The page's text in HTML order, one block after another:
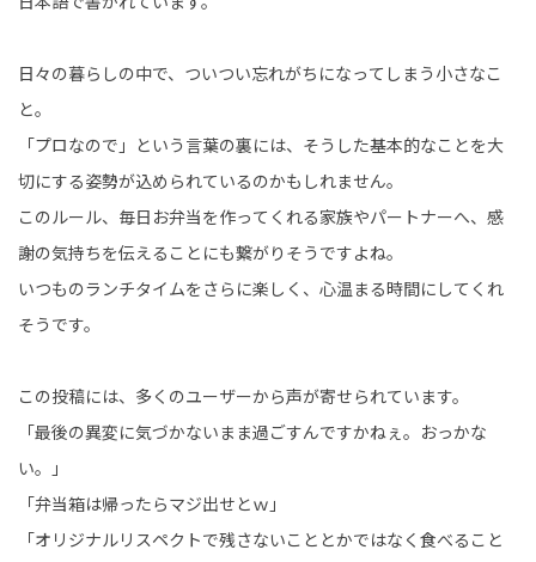
日々の暮らしの中で、ついつい忘れがちになってしまう小さなこ
と。
「プロなので」という言葉の裏には、そうした基本的なことを大
切にする姿勢が込められているのかもしれません。
このルール、毎日お弁当を作ってくれる家族やパートナーへ、感
謝の気持ちを伝えることにも繋がりそうですよね。
いつものランチタイムをさらに楽しく、心温まる時間にしてくれ
そうです。
この投稿には、多くのユーザーから声が寄せられています。
「最後の異変に気づかないまま過ごすんですかねぇ。おっかな
い。」
「弁当箱は帰ったらマジ出せとｗ」
「オリジナルリスペクトで残さないこととかではなく食べること